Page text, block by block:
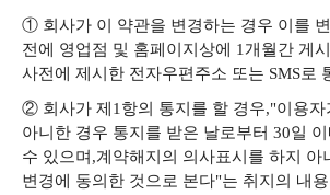
① 회사가 이 약관을 변경하는 경우 이를
전에 영업점 및 홈페이지상에 1개월간 게
사전에 제시한 전자우편주소 또는 SMS로
② 회사가 제1항의 통지를 할 경우,"이용자
아니한 경우 통지를 받은 날로부터 30일
수 있으며,계약해지의 의사표시를 하지 아
변경에 동의한 것으로 본다"는 취지의 내